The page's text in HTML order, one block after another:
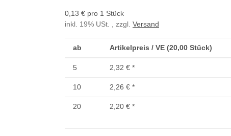
0,13 € pro 1 Stück
inkl. 19% USt. , zzgl. Versand
ab Artikelpreis / VE (20,00 Stück)
5 2,32 € *
10 2,26 € *
20 2,20 € *